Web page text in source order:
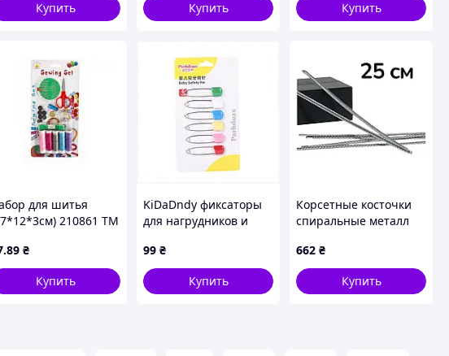
Купить
Купить
Купить
для шитья
210861 ТМ
.89 ₴
Купить
KiDaDndy фиксаторы
для нагрудников и
8742732EM
99 ₴
Купить
Корсетные косточки
спиральные металл
длинна 25 см 100 шт/
уп
662 ₴
Купить